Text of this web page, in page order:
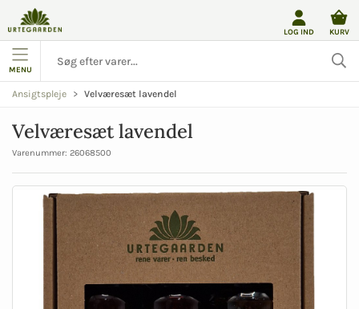
LOG IND KURV
MENU
Ansigtspleje Velværesæt lavendel
Velværesæt lavendel
Varenummer: 26068500